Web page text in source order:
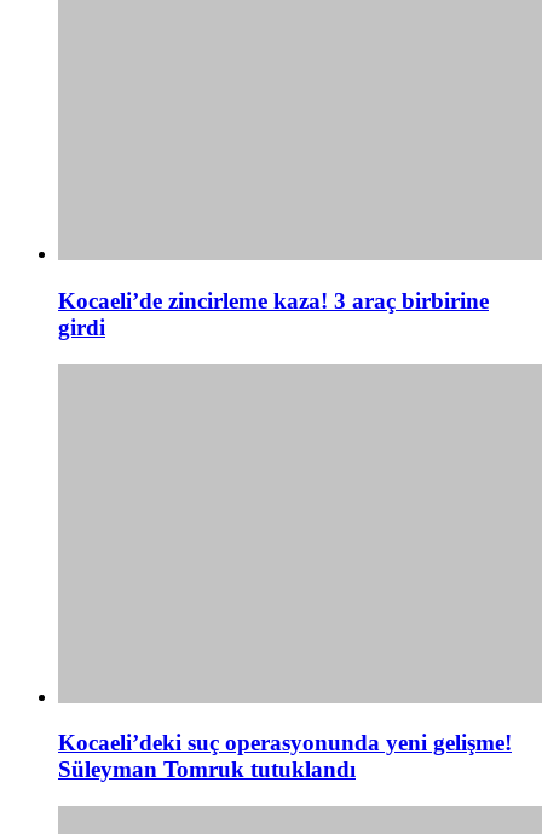
Kocaeli’de zincirleme kaza! 3 araç birbirine
girdi
Kocaeli’deki suç operasyonunda yeni gelişme!
Süleyman Tomruk tutuklandı